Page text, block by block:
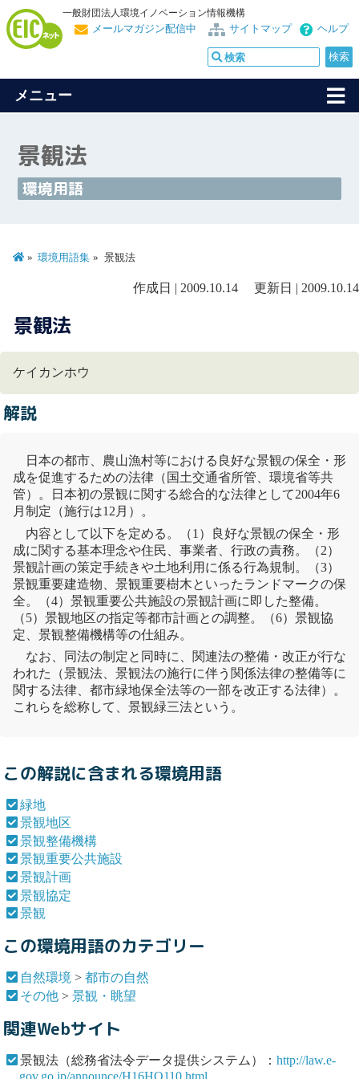
一般財団法人環境イノベーション情報機構
ヘルプ
サイトマップ
メールマガジン配信中
メニュー
景観法
環境用語
環境用語集 景観法
作成日 | 2009.10.14 更新日 | 2009.10.14
景観法
ケイカンホウ
解説
日本の都市、農山漁村等における良好な景観の保全・形
成を促進するための法律（国土交通省所管、環境省等共
管）。日本初の景観に関する総合的な法律として2004年6
月制定（施行は12月）。
内容として以下を定める。（1）良好な景観の保全・形
成に関する基本理念や住民、事業者、行政の責務。（2）
景観計画の策定手続きや土地利用に係る行為規制。（3）
景観重要建造物、 景観重要樹木といったランドマークの保
全。（4） 景観重要公共施設の景観計画に即した整備。
（5） 景観地区の指定等都市計画との調整。（6） 景観協
定
景観整備機構等の仕組み。
なお、同法の制定と同時に、関連法の整備・改正が行な
われた（景観法、 景観法の施行に伴う関係法律の整備等に
関する法律、都市緑地保全法等の一部を改正する法律）。
これらを総称して、 景観緑三法という。
この解説に含まれる環境用語
緑地
景観地区
景観整備機構
景観重要公共施設
景観計画
景観協定
景観
この環境用語のカテゴリー
自然環境 >都市の自然
その他 >景観・眺望
関連Webサイト
景観法（総務省法令データ提供システム）：http://law.e-
gov.go.jp/announce/H16HO110.html